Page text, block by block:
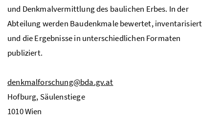
und Denkmalvermittlung des baulichen Erbes. In der
Abteilung werden Baudenkmale bewertet, inventarisiert
und die Ergebnisse in unterschiedlichen Formaten
publiziert.
denkmalforschung@bda.gv.at
Hofburg, Säulenstiege
1010 Wien